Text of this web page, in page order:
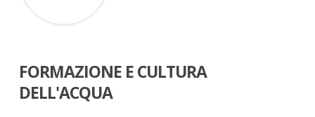
FORMAZIONE E CULTURA
DELL'ACQUA